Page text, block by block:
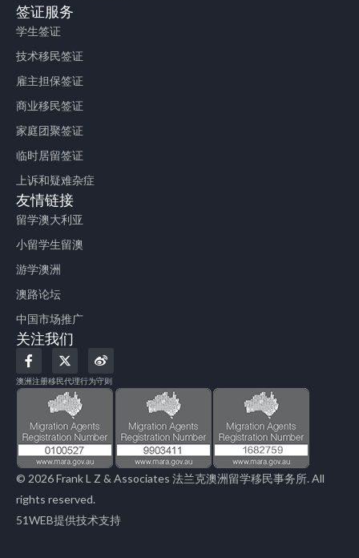
签证服务
学生签证
技术移民签证
雇主担保签证
商业移民签证
家庭团聚签证
临时居留签证
上诉和疑难杂症
友情链接
留学澳大利亚
小留学生留澳
游学澳洲
澳路论坛
中国市场推广
关注我们
F
a
c
e
o
k
-
f
X
-
t
w
i
t
t
e
r
W
e
i
b
澳洲注册移民代理行为守则
© 2026 Frank L Z & Associates 法兰克澳洲留学移民事务所. All
rights reserved.
51WEB提供技术支持